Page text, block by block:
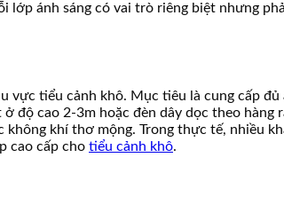
lớp ánh sáng có vai trò riêng biệt nhưng
tiểu cảnh khô. Mục tiêu là cung cấp
cao 2-3m hoặc đèn dây dọc theo
khí thơ mộng. Trong thực tế, nhiều
cao cấp cho tiểu cảnh khô.